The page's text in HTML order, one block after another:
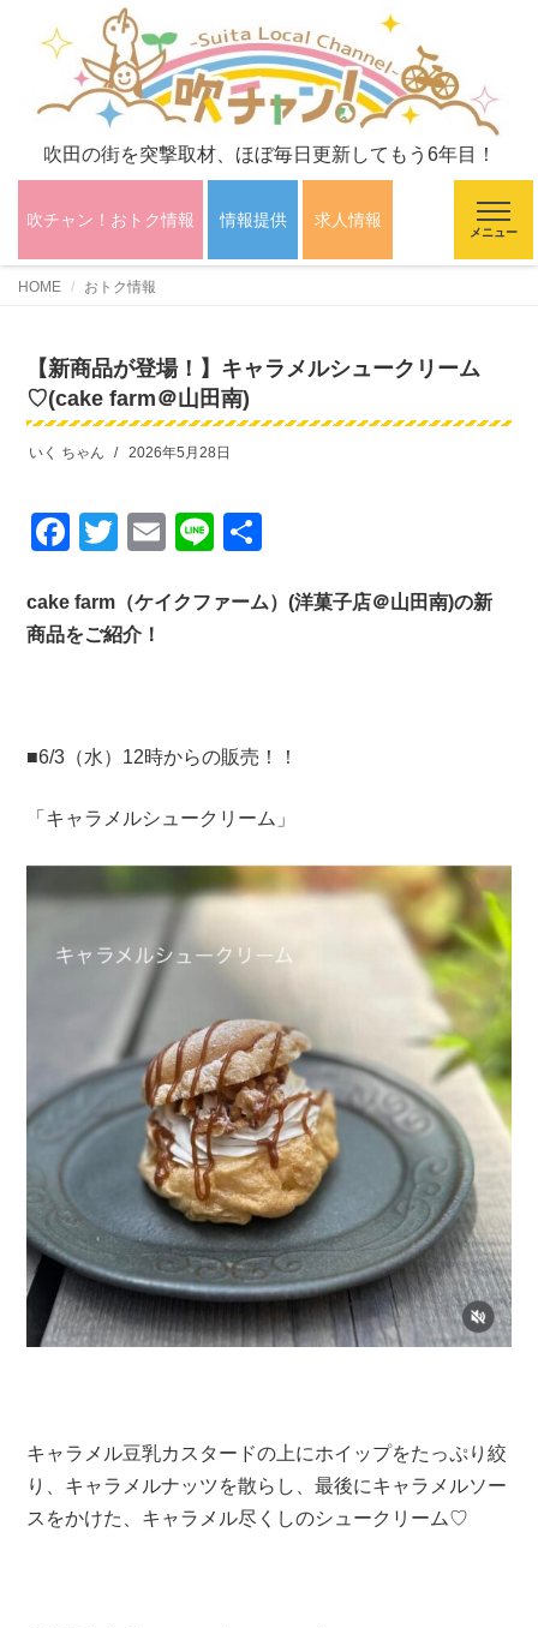
吹田の街を突撃取材、ほぼ毎日更新してもう6年目！
吹チャン！おトク情報 情報提供 求人情報
メニュー
HOME おトク情報
【新商品が登場！】キャラメルシュークリーム
♡(cake farm＠山田南)
いく ちゃん 2026年5月28日
F
c
e
o
k
T
tt
er
E
ail
Li
e
cake farm（ケイクファーム）(洋菓子店＠山田南)の新
商品をご紹介！
■6/3（水）12時からの販売！！
「キャラメルシュークリーム」
キャラメル豆乳カスタードの上にホイップをたっぷり絞
り、キャラメルナッツを散らし、最後にキャラメルソー
スをかけた、キャラメル尽くしのシュークリーム♡